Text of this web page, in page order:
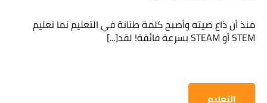
منذ أن ذاع صيته وأصبح كلمة طنانة في التعليم نما تعليم
STEM أو STEAM بسرعة فائقة! لقد[...]
التعليم